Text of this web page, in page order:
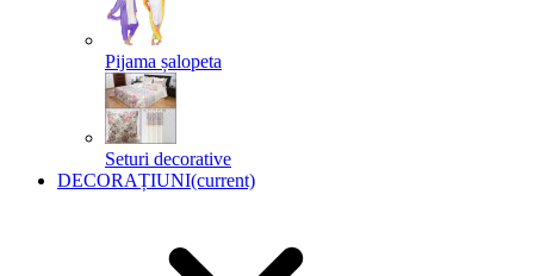
Pijama șalopeta
Seturi decorative
DECORAȚIUNI(current)